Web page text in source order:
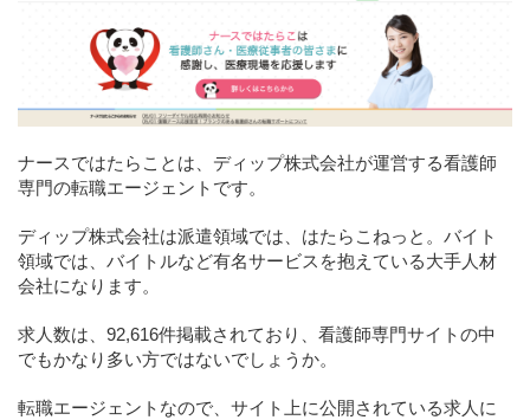
ナースではたらことは、ディップ株式会社が運営する看護師
専門の転職エージェントです。
ディップ株式会社は派遣領域では、はたらこねっと。バイト
領域では、バイトルなど有名サービスを抱えている大手人材
会社になります。
求人数は、92,616件掲載されており、看護師専門サイトの中
でもかなり多い方ではないでしょうか。
転職エージェントなので、サイト上に公開されている求人に